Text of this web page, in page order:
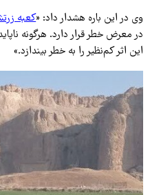
وی در این باره هشدار داد: «کعبه
در معرض خطر قرار دارد. هرگونه
این اثر کم‌نظیر را به خطر بیندازد.»